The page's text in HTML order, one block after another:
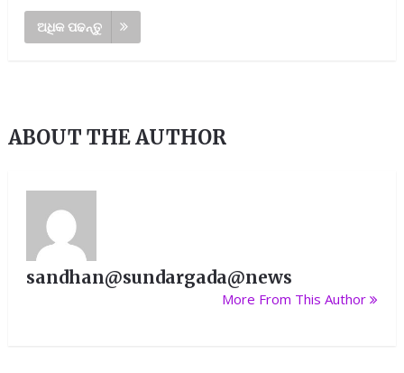
ଅଧିକ ପଢନ୍ତୁ
ABOUT THE AUTHOR
sandhan@sundargada@news
More From This Author